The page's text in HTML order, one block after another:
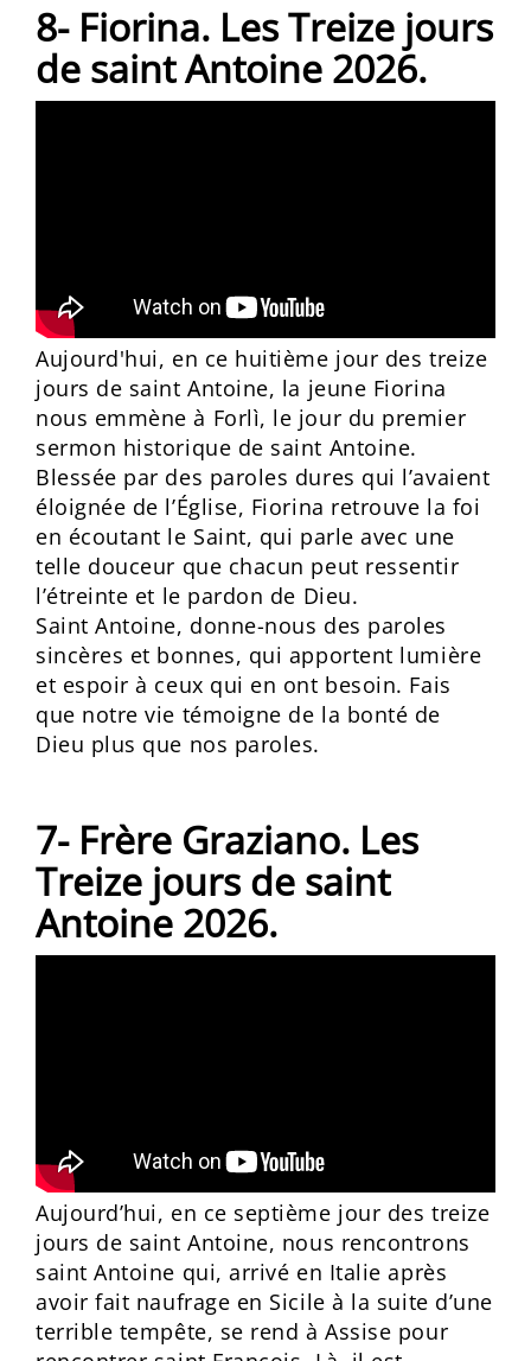
8- Fiorina. Les Treize jours
de saint Antoine 2026.
Aujourd'hui, en ce huitième jour des treize
jours de saint Antoine, la jeune Fiorina
nous emmène à Forlì, le jour du premier
sermon historique de saint Antoine.
Blessée par des paroles dures qui l’avaient
éloignée de l’Église, Fiorina retrouve la foi
en écoutant le Saint, qui parle avec une
telle douceur que chacun peut ressentir
l’étreinte et le pardon de Dieu.
Saint Antoine, donne-nous des paroles
sincères et bonnes, qui apportent lumière
et espoir à ceux qui en ont besoin. Fais
que notre vie témoigne de la bonté de
Dieu plus que nos paroles.
7- Frère Graziano. Les
Treize jours de saint
Antoine 2026.
Aujourd’hui, en ce septième jour des treize
jours de saint Antoine, nous rencontrons
saint Antoine qui, arrivé en Italie après
avoir fait naufrage en Sicile à la suite d’une
terrible tempête, se rend à Assise pour